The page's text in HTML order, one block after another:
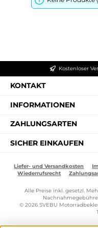
Kostenloser
KONTAKT
INFORMATIONEN
ZAHLUNGSARTEN
SICHER EINKAUFEN
Liefer- und Versandkosten
Wiederrufsrecht
Alle Preise inkl. gesetzl.
© 2026 SVEBU